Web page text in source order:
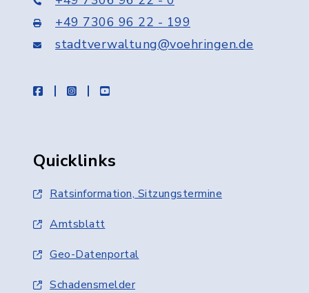
+49 7306 96 22 - 199
stadtverwaltung@voehringen.de
facebookinstagramyoutube
Quicklinks
Ratsinformation, Sitzungstermine
Amtsblatt
Geo-Datenportal
Schadensmelder